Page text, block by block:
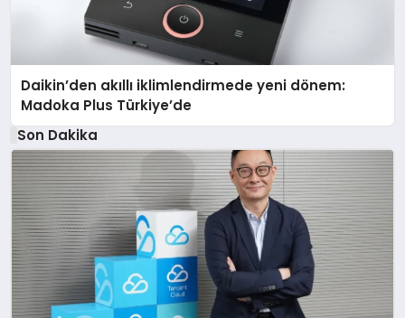
Daikin’den akıllı iklimlendirmede yeni dönem:
Madoka Plus Türkiye’de
Son Dakika